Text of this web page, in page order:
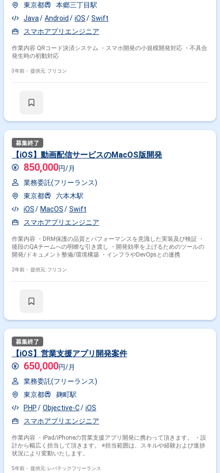
東京都
本郷三丁目駅
Java
Android iOS
Swift
スマホアプリエンジニア
作業内容 QRコード決済システム ・スマホ開発の小規模開発対応 ・不具合
発生時の初動対応
3年前・ 提供元: フリコン
【iOS】動画配信サービスのMacOS版開発
850,000円/月
業務委託(フリーランス)
東京都
六本木駅
iOS
MacOS
Swift
スマホアプリエンジニア
作業内容 ・DRM保護の品質とパフォーマンスを意識した実装及び検証 ・
後段のQAチームへの明瞭な引き渡し ・開発効率を上げるためのツールの
開発/ドキュメント整備/環境構築 ・インフラやDevOpsとの連携
2年前・ 提供元: フリコン
【iOS】営業支援アプリ開発案件
650,000円/月
業務委託(フリーランス)
東京都
麹町駅
PHP
Objective-C
iOS
スマホアプリエンジニア
作業内容 ・iPad/iPhoneの営業支援アプリ開発に携わって頂きます。 ・設
計から幅広く担当して頂きます。 ※担当範囲は、スキルや経験および進捗
状況により変動いたします。
5年前・ 提供元: レバテックフリーランス